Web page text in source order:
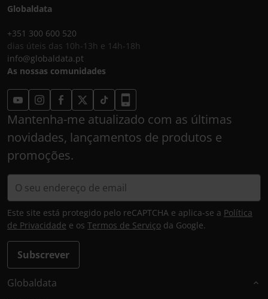
Globaldata
+351 300 600 520
dias úteis das 10h-13h e 14h-18h
info@globaldata.pt
As nossas comunidades
Mantenha-me atualizado com as últimas
novidades, lançamentos de produtos e
promoções.
Subscrever
Este site está protegido pelo reCAPTCHA e aplica-se a Política
de Privacidade e os Termos de Serviço da Google.
Globaldata